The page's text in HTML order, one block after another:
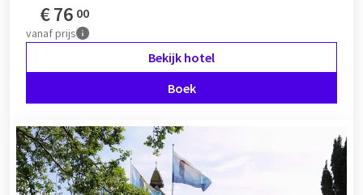
€76 00
vanafprijs
Bekijk hotel
Boek